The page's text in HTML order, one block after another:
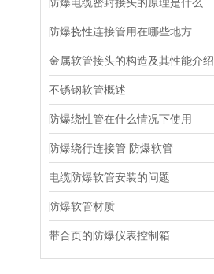
防爆挠性连接管用在哪些地方
金属软管接头的构造及其性能介绍
不锈钢软管概述
防爆绕性管在什么情况下使用
防爆绕行连接管 防爆软管
电缆防爆软管安装的问题
防爆软管材质
带合页的防爆仪表控制箱